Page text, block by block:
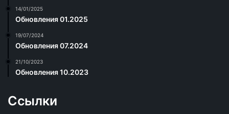
14/01/2025
Обновления 01.2025
19/07/2024
Обновления 07.2024
21/10/2023
Обновления 10.2023
Ссылки